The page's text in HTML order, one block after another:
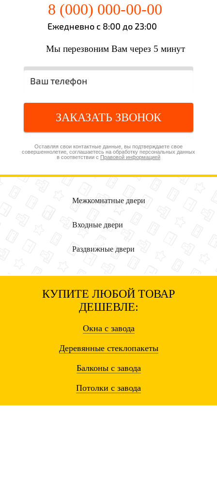
8 (000) 000-00-00
Ежедневно с 8:00 до 23:00
Мы перезвоним Вам через 5 минут
ЗАКАЗАТЬ ЗВОНОК
Оставляя свои контактные данные, вы подтверждаете свое
совершеннолетие, соглашаетесь на обработку персональных данных
в соответствии с Правовой информацией
Межкомнатные двери
Входные двери
Раздвижные двери
КУПИТЕ ЛЮБОЙ ТОВАР
ДЕШЕВЛЕ:
Окнас завода
Деревянные стеклопакеты
Балконы с завода
Потолки с завода